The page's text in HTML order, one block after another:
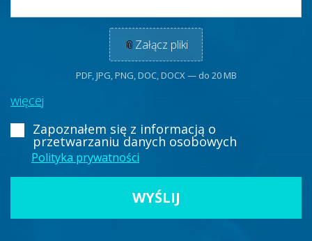
📎 Załącz pliki
PDF, JPG, PNG, DOC, DOCX — do 20 MB
więcej
Zapoznałem się z informacją o
przetwarzaniu danych osobowych
Polityka prywatności